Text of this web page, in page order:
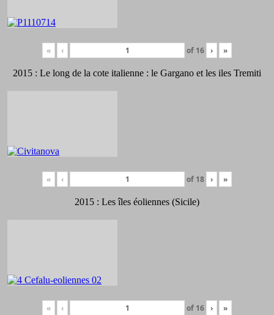
« ‹ of 16 › »
2015 : Le long de la cote italienne : le Gargano et les iles Tremiti
« ‹ of 18 › »
2015 : Les îles éoliennes (Sicile)
« ‹ of 16 › »